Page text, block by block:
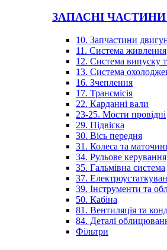
ЗАПАСНІ ЧАСТИНИ
10. Запчастини
11. Система живлення
12. Система випуску
13. Система
16. Зчеплення
17. Трансмісія
22. Карданні вали
23-25. Мости провідні
29. Підвіска
30. Вісь передня
31. Колеса та
34. Рульове керування
35. Гальмівна система
37.
39. Інструменти та
50. Кабіна
81. Вентиляція та
84. Деталі
Фільтри